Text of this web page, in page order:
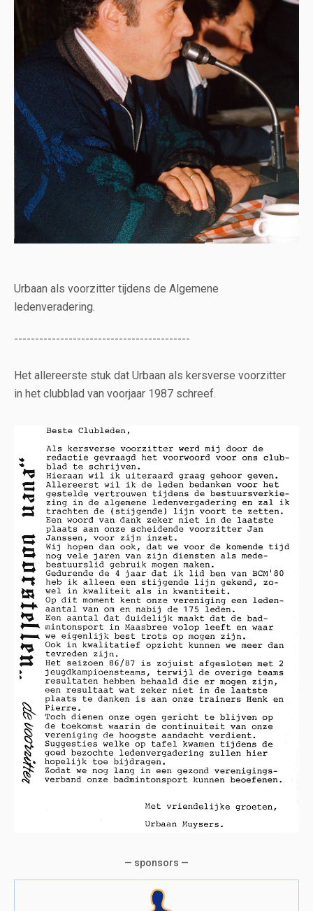
Urbaan als voorzitter tijdens de Algemene
ledenveradering.
------------------------------------------
Het allereerste stuk dat Urbaan als kersverse voorzitter
in het clubblad van voorjaar 1987 schreef.
— sponsors —